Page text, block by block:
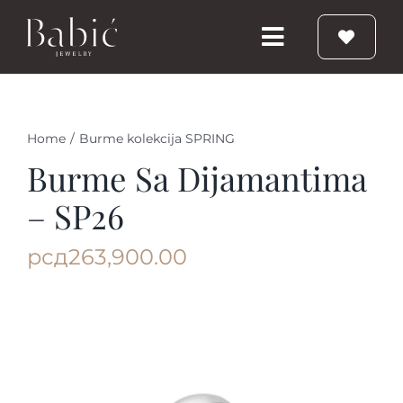
Toggle
Navigation
Prstenje
Home / Burme kolekcija SPRING
Burme Sa Dijamantima
– SP26
рсд263,900.00